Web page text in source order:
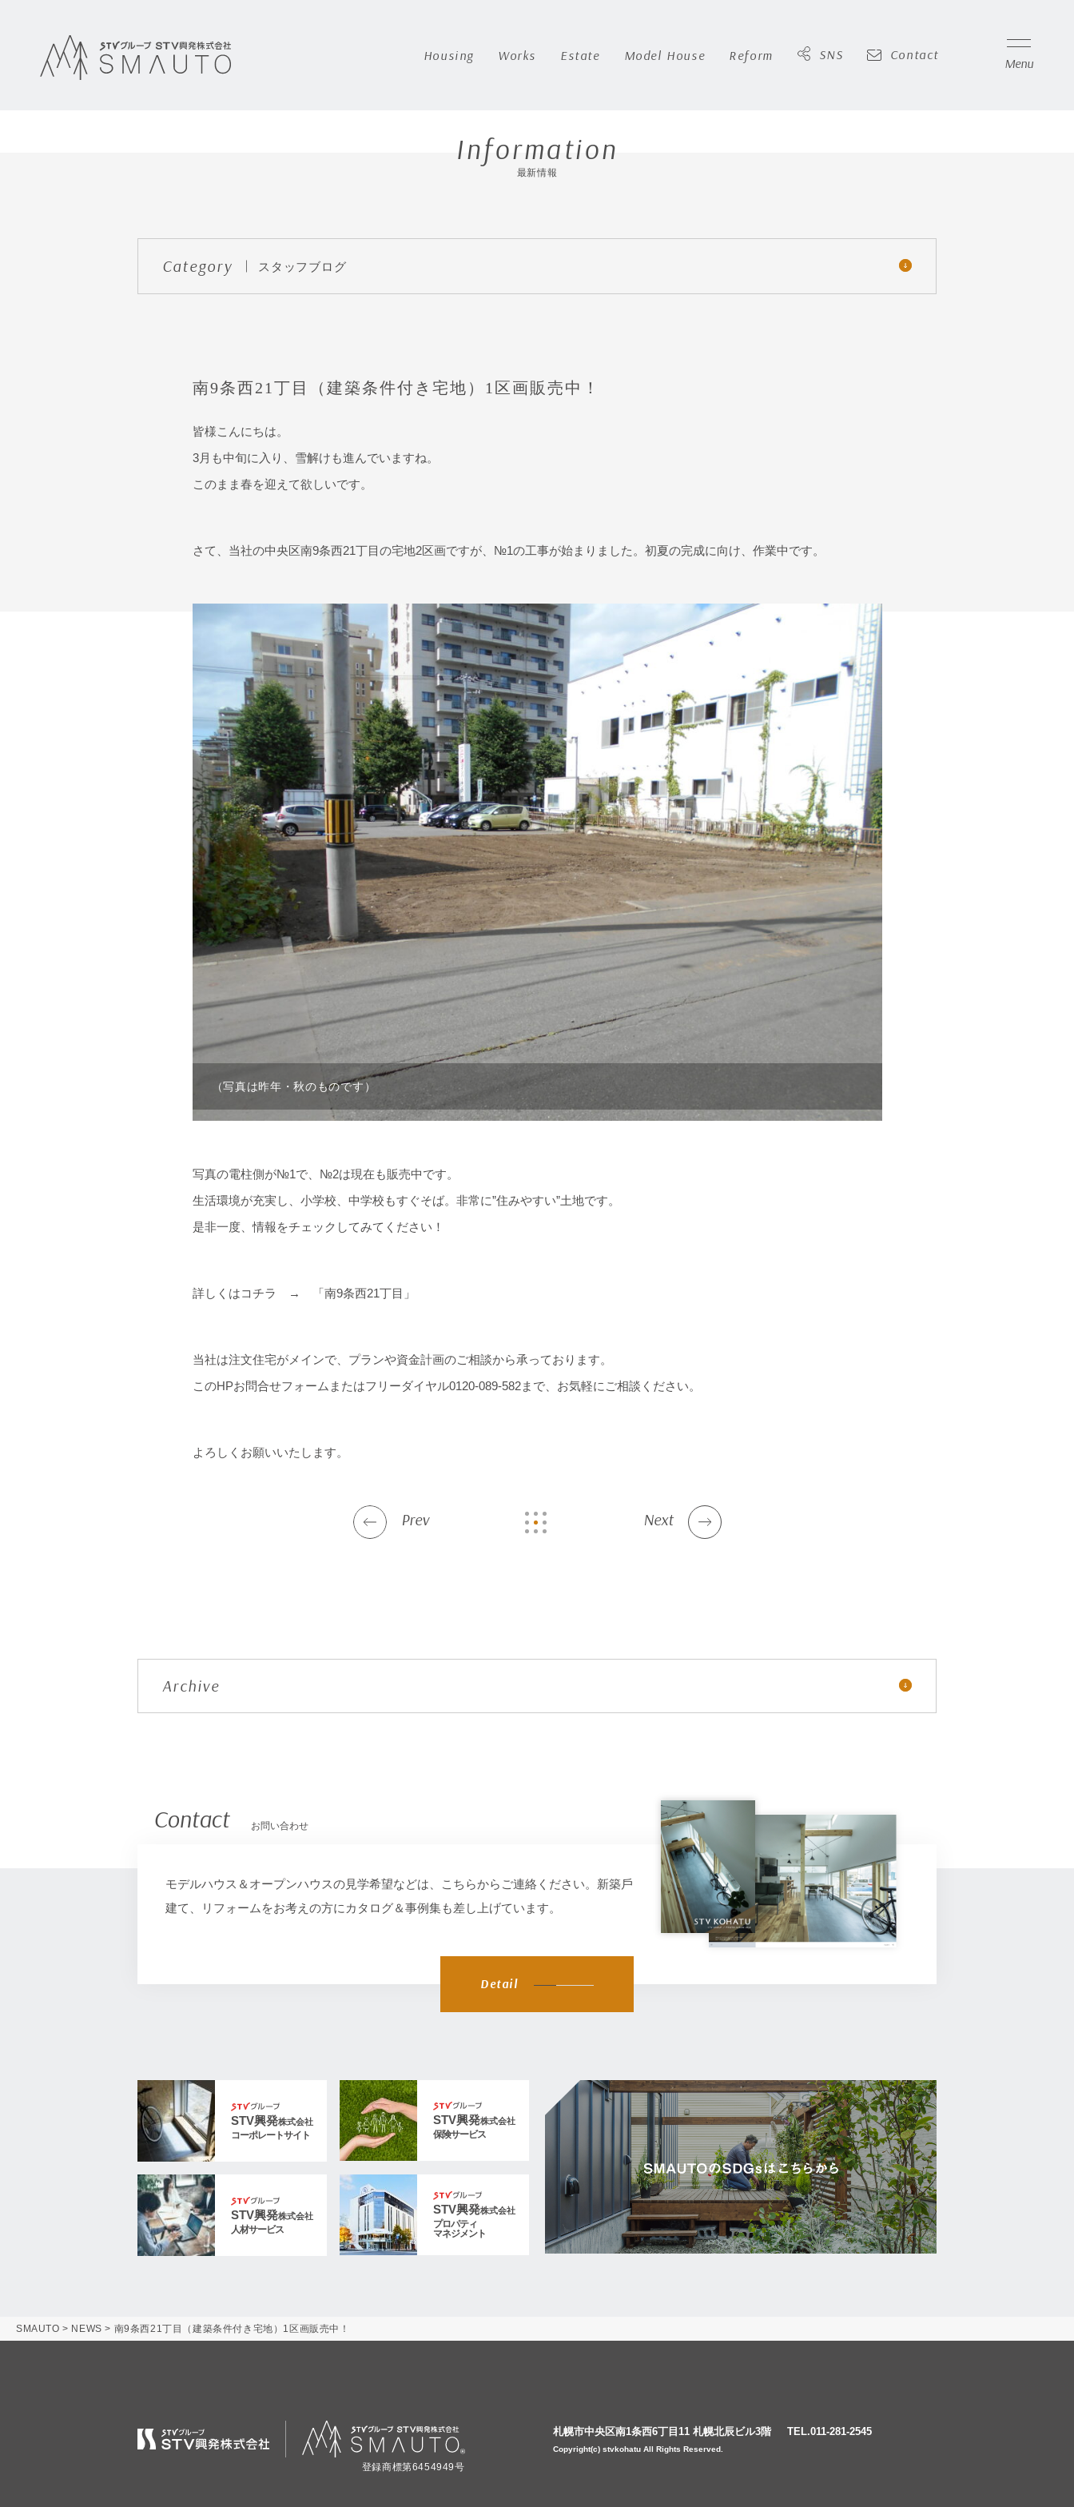
Housing Works Estate Model House Reform SNS Contact
Menu
Information
最新情報
Category スタッフブログ
南9条西21丁目（建築条件付き宅地）1区画販売中！
皆様こんにちは。
3月も中旬に入り、雪解けも進んでいますね。
このまま春を迎えて欲しいです。
さて、当社の中央区南9条西21丁目の宅地2区画ですが、№1の工事が始まりました。初夏の完成に向け、作業中です。
（写真は昨年・秋のものです）
写真の電柱側が№1で、№2は現在も販売中です。
生活環境が充実し、小学校、中学校もすぐそば。非常に”住みやすい”土地です。
是非一度、情報をチェックしてみてください！
詳しくはコチラ → 「南9条西21丁目」
当社は注文住宅がメインで、プランや資金計画のご相談から承っております。
このHPお問合せフォームまたはフリーダイヤル0120-089-582まで、お気軽にご相談ください。
よろしくお願いいたします。
Prev Next
Archive
Contact お問い合わせ
モデルハウス＆オープンハウスの見学希望などは、こちらからご連絡ください。新築⼾
建て、リフォームをお考えの⽅にカタログ＆事例集も差し上げています。
Detail
STV興発株式会社
コーポレートサイト
STV興発株式会社
保険サービス
STV興発株式会社
人材サービス
STV興発株式会社
プロパティ
マネジメント
SMAUTO > NEWS > 南9条西21丁目（建築条件付き宅地）1区画販売中！
登録商標第6454949号
札幌市中央区南1条西6丁目11 札幌北辰ビル3階 TEL.011-281-2545
Copyright(c) stvkohatu All Rights Reserved.